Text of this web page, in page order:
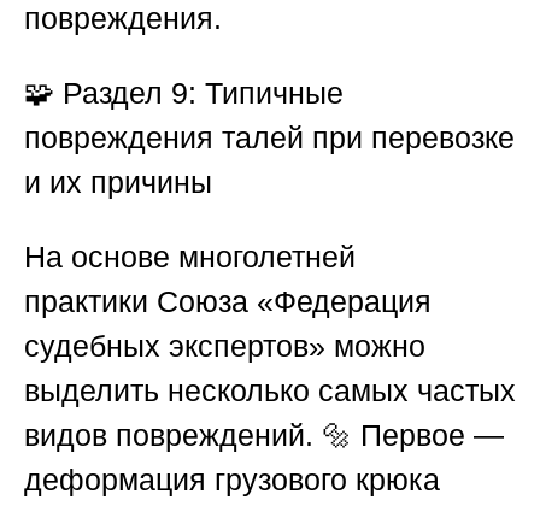
повреждения.
🧩 Раздел 9: Типичные
повреждения талей при перевозке
и их причины
На основе многолетней
практики Союза «Федерация
судебных экспертов» можно
выделить несколько самых частых
видов повреждений. 🔩 Первое —
деформация грузового крюка